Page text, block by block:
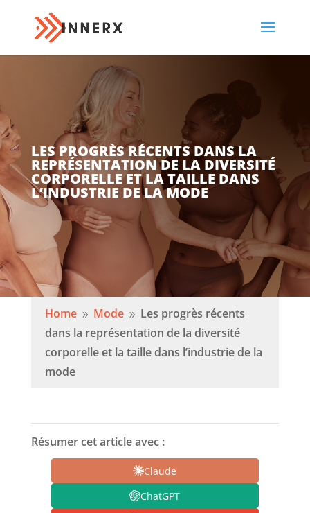
LES PROGRÈS RÉCENTS DANS LA
REPRÉSENTATION DE LA DIVERSITÉ
CORPORELLE ET LA TAILLE DANS
L’INDUSTRIE DE LA MODE
Home 9 Mode 9 Les progrès récents
dans la représentation de la diversité
corporelle et la taille dans l’industrie de la
mode
Résumer cet article avec :
Claude
ChatGPT